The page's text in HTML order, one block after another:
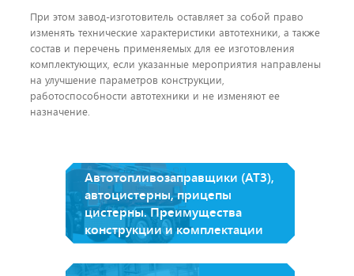
При этом завод-изготовитель оставляет за собой право
изменять технические характеристики автотехники, а также
состав и перечень применяемых для ее изготовления
комплектующих, если указанные мероприятия направлены
на улучшение параметров конструкции,
работоспособности автотехники и не изменяют ее
назначение.
Автотопливозаправщики (АТЗ),
автоцистерны, прицепы
цистерны. Преимущества
конструкции и комплектации